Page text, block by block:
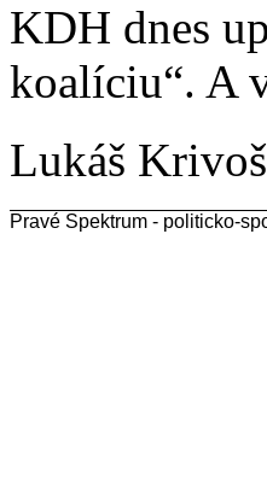
KDH dnes
koalíciu“. A
Lukáš
Pravé Spektrum - politicko-